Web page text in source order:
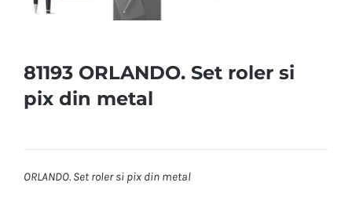
81193 ORLANDO. Set roler si
pix din metal
ORLANDO. Set roler si pix din metal